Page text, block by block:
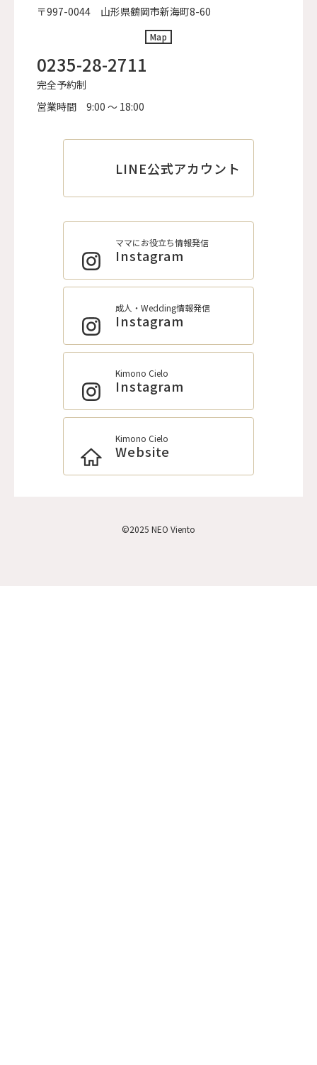
〒997-0044 山形県鶴岡市新海町8-60
Map
0235-28-2711
完全予約制
営業時間 9:00 ～ 18:00
LINE公式アカウント
ママにお役立ち情報発信
Instagram
成人・Wedding情報発信
Instagram
Kimono Cielo
Instagram
Kimono Cielo
Website
©2025 NEO Viento